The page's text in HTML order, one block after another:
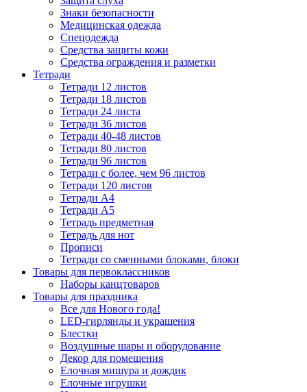
Знаки безопасности
Медицинская одежда
Спецодежда
Средства защиты кожи
Средства ограждения и разметки
Тетради
Тетради 12 листов
Тетради 18 листов
Тетради 24 листа
Тетради 36 листов
Тетради 40-48 листов
Тетради 80 листов
Тетради 96 листов
Тетради с более, чем 96 листов
Тетради 120 листов
Тетради А4
Тетради А5
Тетрадь предметная
Тетрадь для нот
Прописи
Тетради со сменными блоками, блоки
Товары для первоклассников
Наборы канцтоваров
Товары для праздника
Все для Нового года!
LED-гирлянды и украшения
Блестки
Воздушные шары и оборудование
Декор для помещения
Елочная мишура и дождик
Елочные игрушки